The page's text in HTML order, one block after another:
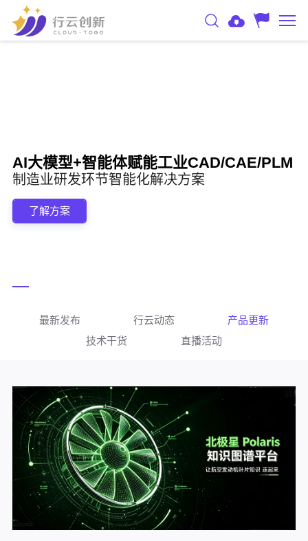
AI大模型+智能体赋能工业CAD/CAE/PLM
制造业研发环节智能化解决方案
了解方案
最新发布 行云动态
产品更新
技术干货
直播活动